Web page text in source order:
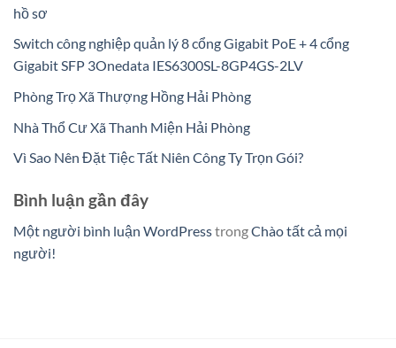
hồ sơ
Switch công nghiệp quản lý 8 cổng Gigabit PoE + 4 cổng
Gigabit SFP 3Onedata IES6300SL-8GP4GS-2LV
Phòng Trọ Xã Thượng Hồng Hải Phòng
Nhà Thổ Cư Xã Thanh Miện Hải Phòng
Vì Sao Nên Đặt Tiệc Tất Niên Công Ty Trọn Gói?
Bình luận gần đây
Một người bình luận WordPresstrongChào tất cả mọi
người!